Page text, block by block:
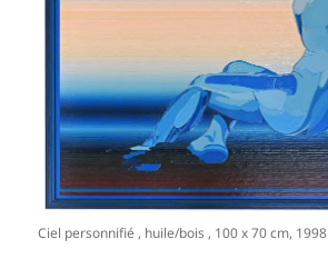
Ciel personnifié , huile/bois , 100 x 70 cm, 1998